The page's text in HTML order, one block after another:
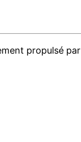
propulsé par